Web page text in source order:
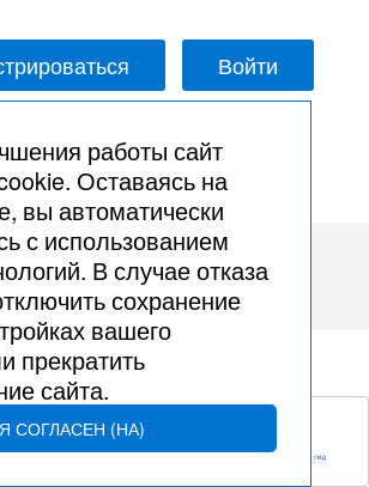
– 2026
работы сайт
Оставаясь на
вы автоматически
с использованием
В случае отказа
сохранение
вашего
прекратить
сайта.
Я СОГЛАСЕН (НА)